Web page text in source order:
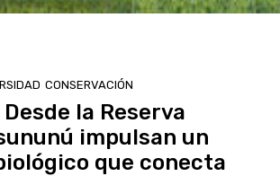
CONSERVACIÓN
la Reserva
impulsan un
que conecta